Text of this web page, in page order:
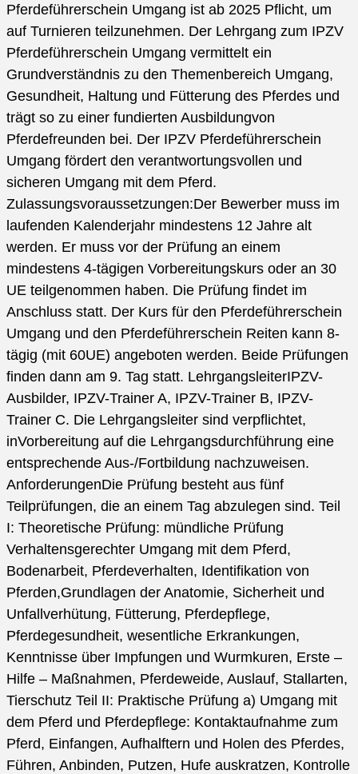
Pferdeführerschein Umgang ist ab 2025 Pflicht, um
auf Turnieren teilzunehmen. Der Lehrgang zum IPZV
Pferdeführerschein Umgang vermittelt ein
Grundverständnis zu den Themenbereich Umgang,
Gesundheit, Haltung und Fütterung des Pferdes und
trägt so zu einer fundierten Ausbildungvon
Pferdefreunden bei. Der IPZV Pferdeführerschein
Umgang fördert den verantwortungsvollen und
sicheren Umgang mit dem Pferd.
Zulassungsvoraussetzungen:Der Bewerber muss im
laufenden Kalenderjahr mindestens 12 Jahre alt
werden. Er muss vor der Prüfung an einem
mindestens 4-tägigen Vorbereitungskurs oder an 30
UE teilgenommen haben. Die Prüfung findet im
Anschluss statt. Der Kurs für den Pferdeführerschein
Umgang und den Pferdeführerschein Reiten kann 8-
tägig (mit 60UE) angeboten werden. Beide Prüfungen
finden dann am 9. Tag statt. LehrgangsleiterIPZV-
Ausbilder, IPZV-Trainer A, IPZV-Trainer B, IPZV-
Trainer C. Die Lehrgangsleiter sind verpflichtet,
inVorbereitung auf die Lehrgangsdurchführung eine
entsprechende Aus-/Fortbildung nachzuweisen.
AnforderungenDie Prüfung besteht aus fünf
Teilprüfungen, die an einem Tag abzulegen sind. Teil
I: Theoretische Prüfung: mündliche Prüfung
Verhaltensgerechter Umgang mit dem Pferd,
Bodenarbeit, Pferdeverhalten, Identifikation von
Pferden,Grundlagen der Anatomie, Sicherheit und
Unfallverhütung, Fütterung, Pferdepflege,
Pferdegesundheit, wesentliche Erkrankungen,
Kenntnisse über Impfungen und Wurmkuren, Erste –
Hilfe – Maßnahmen, Pferdeweide, Auslauf, Stallarten,
Tierschutz Teil II: Praktische Prüfung a) Umgang mit
dem Pferd und Pferdepflege: Kontaktaufnahme zum
Pferd, Einfangen, Aufhalftern und Holen des Pferdes,
Führen, Anbinden, Putzen, Hufe auskratzen, Kontrolle